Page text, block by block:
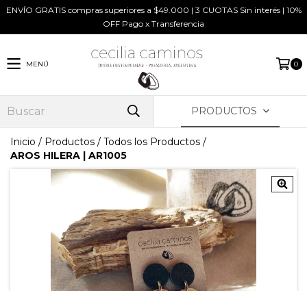
ENVÍO GRATIS compras superiores a $49.000 | 3 CUOTAS Sin interés | 10%
OFF Pago x Transferencia
MENÚ 0
PRODUCTOS
Inicio / Productos / Todos los Productos /
AROS HILERA | AR1005